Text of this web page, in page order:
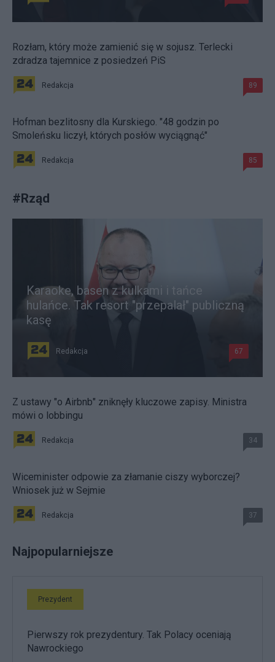
Rozłam, który może zamienić się w sojusz. Terlecki
zdradza tajemnice z posiedzeń PiS
Redakcja 89
Hofman bezlitosny dla Kurskiego. "48 godzin po
Smoleńsku liczył, których posłów wyciągnąć"
Redakcja 85
#Rząd
Karaoke, basen z kulkami i tańce
hulańce. Tak resort "przepalał" publiczną
kasę
Redakcja 67
Z ustawy "o Airbnb" zniknęły kluczowe zapisy. Ministra
mówi o lobbingu
Redakcja 34
Wiceminister odpowie za złamanie ciszy wyborczej?
Wniosek już w Sejmie
Redakcja 37
Najpopularniejsze
Prezydent
Pierwszy rok prezydentury. Tak Polacy oceniają
Nawrockiego